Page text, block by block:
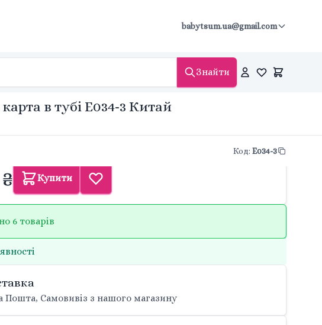
babytsum.ua@gmail.com
Знайти
в тубі E034-3 Китай
Код: E034-3
Купити
6 товарів
Пошта, Самовивіз з нашого магазину